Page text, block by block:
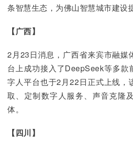
条智慧生态，为佛山智慧城市建设
【广西】
2月23日消息，广西省来宾市融媒
台上成功接入了DeepSeek等多款
字人平台也于2月22日正式上线，
取、定制数字人服务、声音克隆
体。
【四川】